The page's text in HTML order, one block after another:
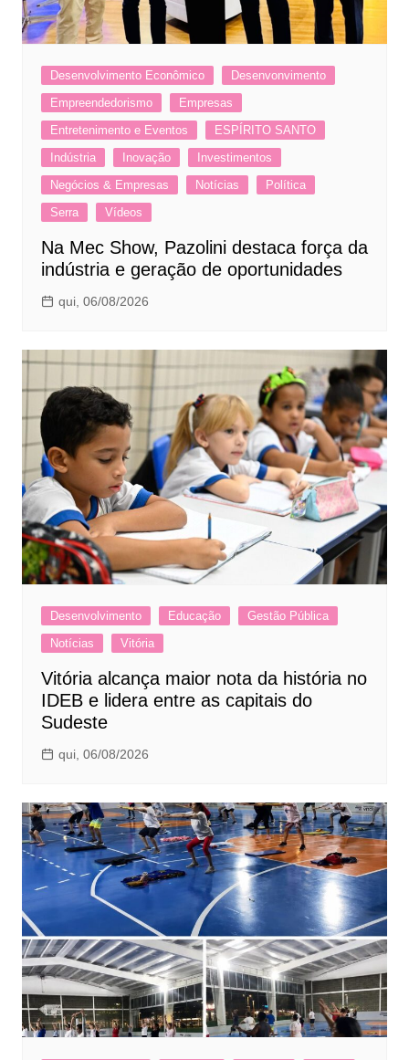
Desenvolvimento Econômico
Desenvonvimento
Empreendedorismo
Empresas
Entretenimento e Eventos
ESPÍRITO SANTO
Indústria
Inovação
Investimentos
Negócios & Empresas
Notícias
Política
Serra
Vídeos
Na Mec Show, Pazolini destaca força da
indústria e geração de oportunidades
qui, 06/08/2026
Desenvolvimento Educação
Gestão Pública
Notícias
Vitória
Vitória alcança maior nota da história no
IDEB e lidera entre as capitais do
Sudeste
qui, 06/08/2026